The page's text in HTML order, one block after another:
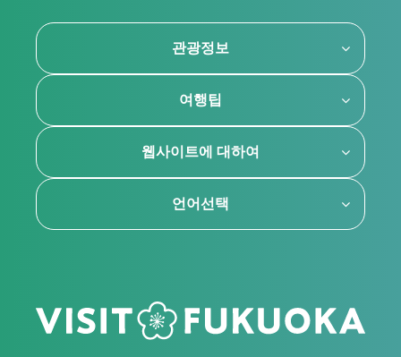
관광정보
여행팁
웹사이트에 대하여
언어선택